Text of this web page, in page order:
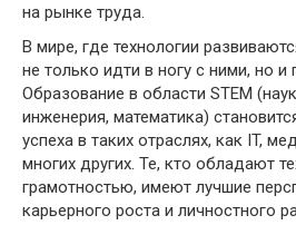
на рынке труда.
В мире, где технологии
не только идти в ногу с ними, но и
Образование в области STEM
инженерия, математика)
успеха в таких отраслях, как IT,
многих других. Те, кто обладают
грамотностью, имеют лучшие
карьерного роста и личностного